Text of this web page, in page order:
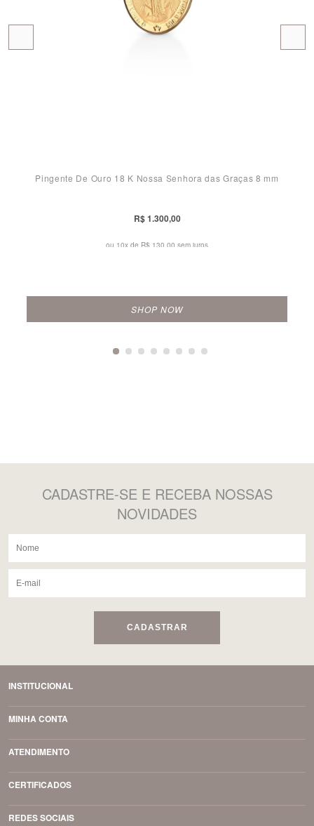
Pingente De Ouro 18 K Nossa Senhora das Graças 8 mm
R$ 1.300,00
ou 10x de R$ 130,00 sem juros
SHOP NOW
CADASTRE-SE E RECEBA NOSSAS
NOVIDADES
CADASTRAR
INSTITUCIONAL
MINHA CONTA
ATENDIMENTO
CERTIFICADOS
REDES SOCIAIS